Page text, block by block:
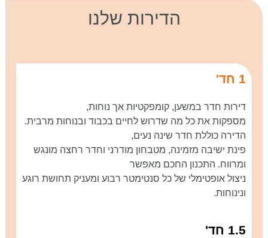
הדירות שלנו
1 חד'
דירות חדר במשען, קומפקטיות אך נוחות,
מספקות את כל מה שדרוש לחיים בכבוד ובנוחות מרבית.
הדירה כוללת חדר שינה נעים,
פינת ישיבה מזמינה, מטבחון מודרני וחדר רחצה מונגש
ומרווח. התכנון החכם מאפשר
ניצול אופטימלי של כל סנטימטר רבוע ומעניק תחושת רוגע
ונינוחות.
1.5 חד'